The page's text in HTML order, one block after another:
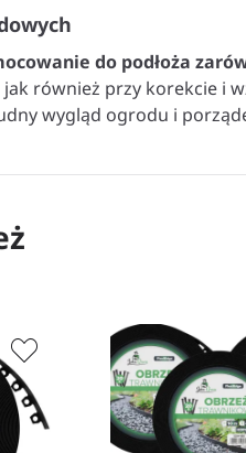
do podłoża
również przy korekcie i
wygląd ogrodu i